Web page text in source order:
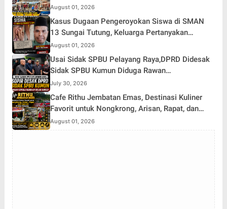
Purwanto di Kecamatan Gunung Kerinci
August 01, 2026
Kasus Dugaan Pengeroyokan Siswa di SMAN
13 Sungai Tutung, Keluarga Pertanyakan
Tanggung Jawab Kepsek
August 01, 2026
Usai Sidak SPBU Pelayang Raya,DPRD Didesak
Sidak SPBU Kumun Diduga Rawan
Penyalahgunaan Solar Subsidi
July 30, 2026
Cafe Rithu Jembatan Emas, Destinasi Kuliner
Favorit untuk Nongkrong, Arisan, Rapat, dan
Karaoke di Desa Pelayang
August 01, 2026